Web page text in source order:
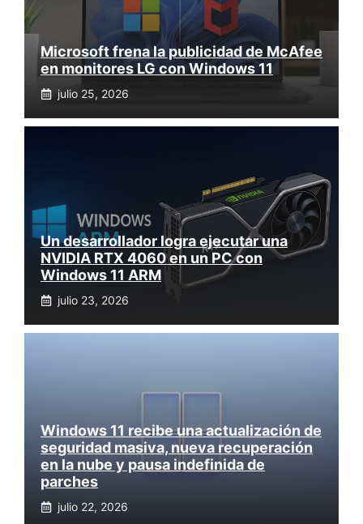
Microsoft frena la publicidad de McAfee
en monitores LG con Windows 11
julio 25, 2026
Un desarrollador logra ejecutar una
NVIDIA RTX 4060 en un PC con
Windows 11 ARM
julio 23, 2026
Windows 11 recibe una actualización de
seguridad masiva, nueva recuperación
en la nube y pausa indefinida de
parches
julio 22, 2026